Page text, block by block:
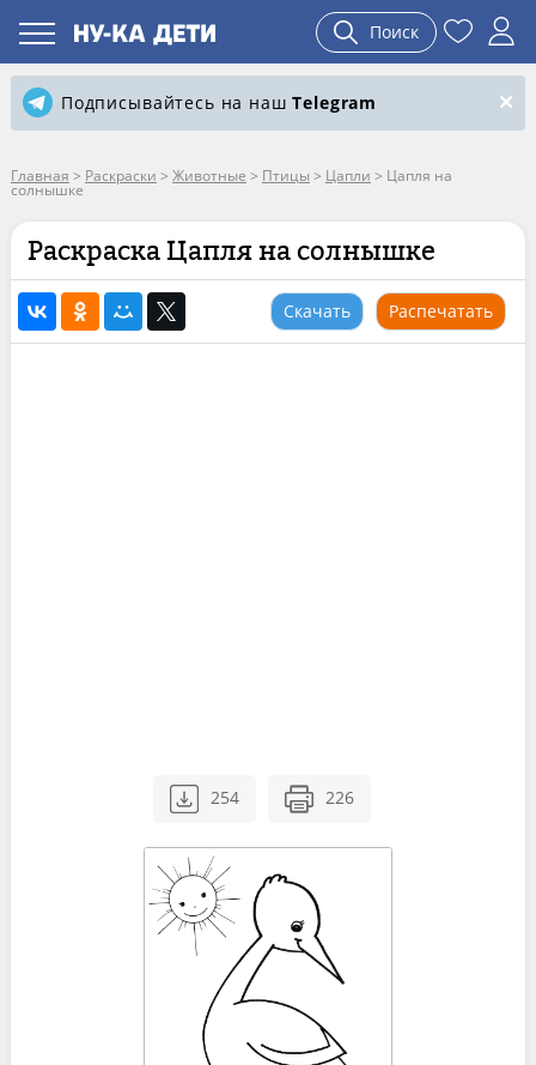
Поиск
Подписывайтесь на нашTelegram
Главная > Раскраски > Животные > Птицы > Цапли > Цапля на
солнышке
Раскраска Цапля на солнышке
Скачать Распечатать
254 226